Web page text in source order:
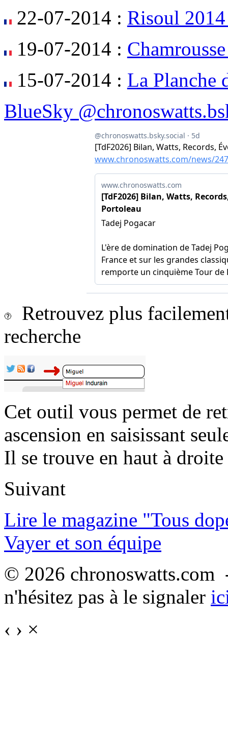
22-07-2014 : Risoul
19-07-2014 :
15-07-2014 : La Planche
BlueSky
Retrouvez plus
recherche
Cet outil vous permet de
ascension en saisissant
Il se trouve en haut à
Suivant
Lire le magazine "Tous
Vayer et son équipe
© 2026
n'hésitez pas à le signaler
‹ › ×